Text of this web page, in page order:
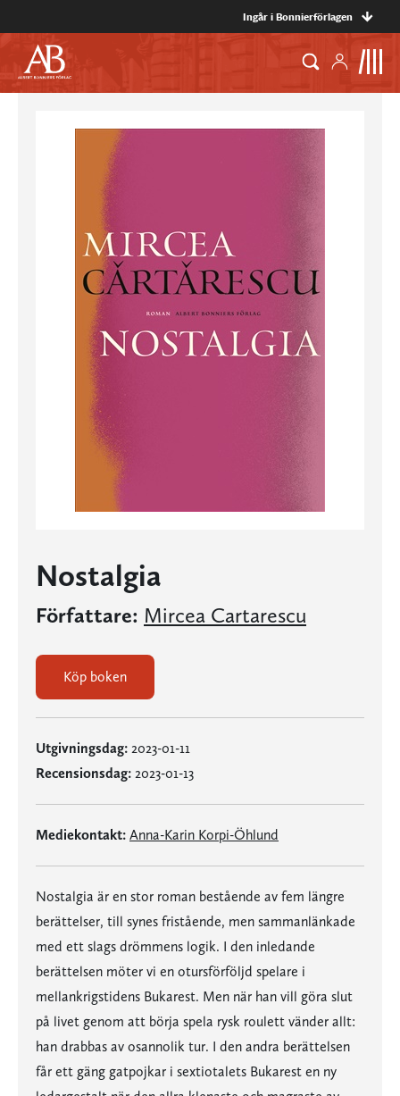
Ingår i Bonnierförlagen
Nostalgia
Författare: Mircea Cartarescu
Köp boken
Utgivningsdag: 2023-01-11
Recensionsdag: 2023-01-13
Mediekontakt: Anna-Karin Korpi-Öhlund
Nostalgia är en stor roman bestående av fem längre
berättelser, till synes fristående, men sammanlänkade
med ett slags drömmens logik. I den inledande
berättelsen möter vi en otursförföljd spelare i
mellankrigstidens Bukarest. Men när han vill göra slut
på livet genom att börja spela rysk roulett vänder allt:
han drabbas av osannolik tur. I den andra berättelsen
får ett gäng gatpojkar i sextiotalets Bukarest en ny